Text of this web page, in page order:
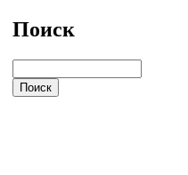
Поиск